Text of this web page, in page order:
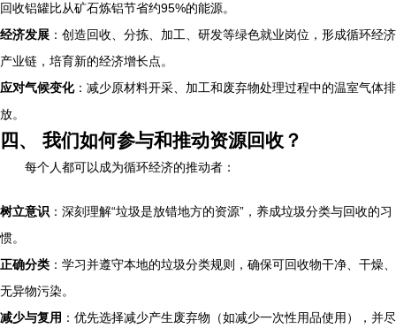
回收铝罐比从矿石炼铝节省约95%的能源。
经济发展 ：创造回收、分拣、加工、研发等绿色就业岗位，形成循环经济
产业链，培育新的经济增长点。
应对气候变化：减少原材料开采、加工和废弃物处理过程中的温室气体排
放。
四、 我们如何参与和推动资源回收？
每个人都可以成为循环经济的推动者：
树立意识 ：深刻理解“垃圾是放错地方的资源”，养成垃圾分类与回收的习
惯。
正确分类 ：学习并遵守本地的垃圾分类规则，确保可回收物干净、干燥、
无异物污染。
减少与复用 ：优先选择减少产生废弃物（如减少一次性用品使用），并尽